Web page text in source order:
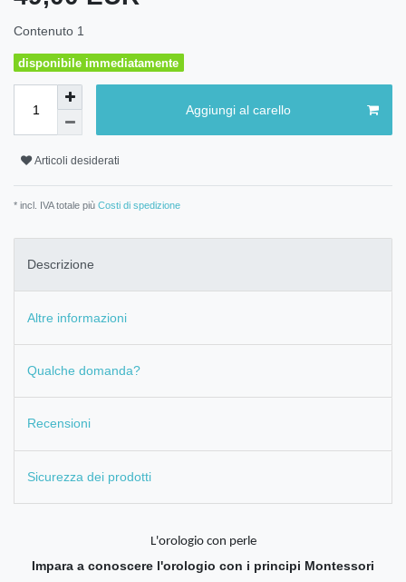
Contenuto 1
disponibile immediatamente
Aggiungi al carello
Articoli desiderati
* incl. IVA totale più Costi di spedizione
Descrizione
Altre informazioni
Qualche domanda?
Recensioni
Sicurezza dei prodotti
L'orologio con perle
Impara a conoscere l'orologio con i principi Montessori